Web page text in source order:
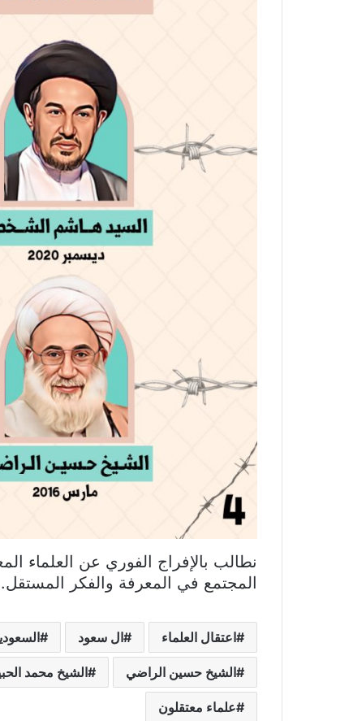
نطالب بالإفراج الفوري عن العلماء
المجتمع في المعرفة والفكر المستقل.
اعتقال العلماء ال سعود
الشيخ حسين الراضي الشيخ محمد
علماء معتقلون